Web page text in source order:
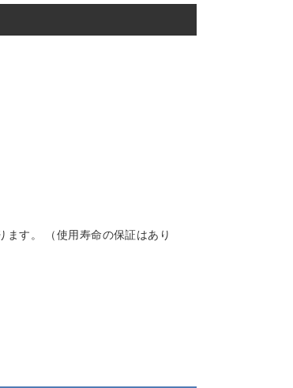
す。 （使用寿命の保証はあり